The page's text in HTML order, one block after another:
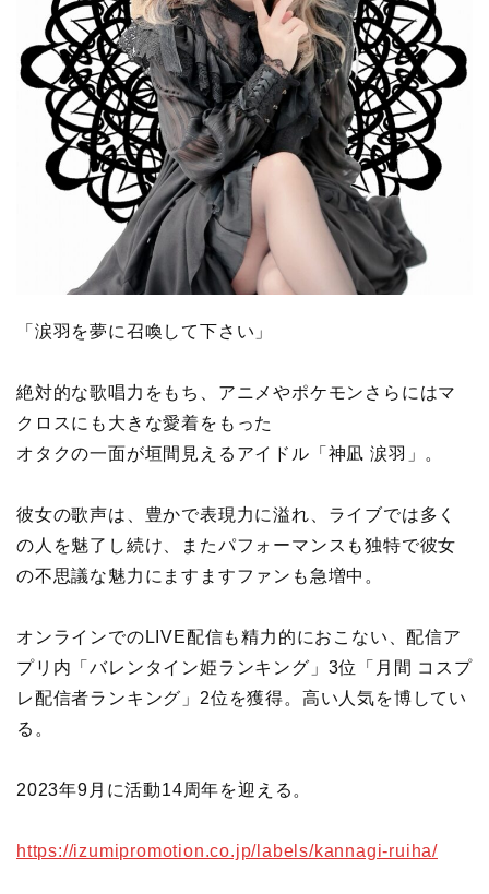
「涙羽を夢に召喚して下さい」
絶対的な歌唱力をもち、アニメやポケモンさらにはマ
クロスにも大きな愛着をもった
オタクの一面が垣間見えるアイドル「神凪 涙羽」。
彼女の歌声は、豊かで表現力に溢れ、ライブでは多く
の人を魅了し続け、またパフォーマンスも独特で彼女
の不思議な魅力にますますファンも急増中。
オンラインでのLIVE配信も精力的におこない、配信ア
プリ内「バレンタイン姫ランキング」3位「月間 コスプ
レ配信者ランキング」2位を獲得。高い人気を博してい
る。
2023年9月に活動14周年を迎える。
https://izumipromotion.co.jp/labels/kannagi-ruiha/